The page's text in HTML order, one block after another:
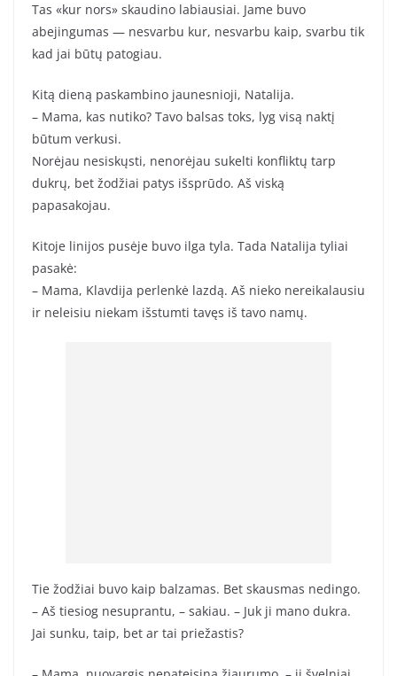
Tas «kur nors» skaudino labiausiai. Jame buvo
abejingumas — nesvarbu kur, nesvarbu kaip, svarbu tik
kad jai būtų patogiau.
Kitą dieną paskambino jaunesnioji, Natalija.
– Mama, kas nutiko? Tavo balsas toks, lyg visą naktį
būtum verkusi.
Norėjau nesiskųsti, nenorėjau sukelti konfliktų tarp
dukrų, bet žodžiai patys išsprūdo. Aš viską
papasakojau.
Kitoje linijos pusėje buvo ilga tyla. Tada Natalija tyliai
pasakė:
– Mama, Klavdija perlenkė lazdą. Aš nieko nereikalausiu
ir neleisiu niekam išstumti tavęs iš tavo namų.
Tie žodžiai buvo kaip balzamas. Bet skausmas nedingo.
– Aš tiesiog nesuprantu, – sakiau. – Juk ji mano dukra.
Jai sunku, taip, bet ar tai priežastis?